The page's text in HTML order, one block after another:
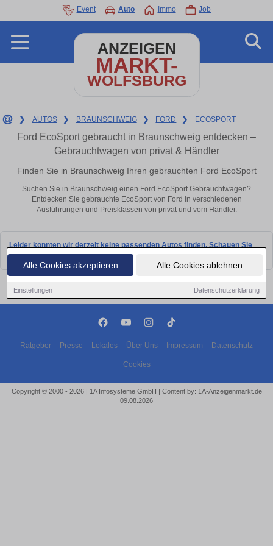
Alle Cookies akzeptieren Alle Cookies ablehnen
Einstellungen Datenschutzerklärung
Event Auto Immo Job
ANZEIGEN
MARKT-
WOLFSBURG
❯ AUTOS ❯ BRAUNSCHWEIG ❯ FORD ❯ ECOSPORT
Ford EcoSport gebraucht in Braunschweig entdecken –
Gebrauchtwagen von privat & Händler
Finden Sie in Braunschweig Ihren gebrauchten Ford EcoSport
Suchen Sie in Braunschweig einen Ford EcoSport Gebrauchtwagen?
Entdecken Sie gebrauchte EcoSport von Ford in verschiedenen
Ausführungen und Preisklassen von privat und vom Händler.
Leider konnten wir derzeit keine passenden Autos finden. Schauen Sie
bald wieder vorbei!
Ratgeber Presse Lokales Über Uns Impressum Datenschutz
Cookies
Copyright © 2000 - 2026 | 1A Infosysteme GmbH | Content by: 1A-Anzeigenmarkt.de
09.08.2026